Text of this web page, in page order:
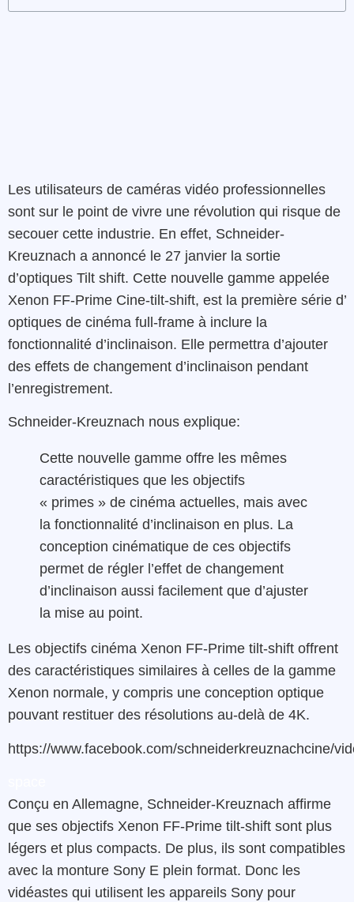
Les utilisateurs de caméras vidéo professionnelles
sont sur le point de vivre une révolution qui risque de
secouer cette industrie. En effet, Schneider-
Kreuznach a annoncé le 27 janvier la sortie
d’optiques Tilt shift. Cette nouvelle gamme appelée
Xenon FF-Prime Cine-tilt-shift, est la première série d’
optiques de cinéma full-frame à inclure la
fonctionnalité d’inclinaison. Elle permettra d’ajouter
des effets de changement d’inclinaison pendant
l’enregistrement.
Schneider-Kreuznach nous explique:
Cette nouvelle gamme offre les mêmes
caractéristiques que les objectifs
« primes » de cinéma actuelles, mais avec
la fonctionnalité d’inclinaison en plus. La
conception cinématique de ces objectifs
permet de régler l’effet de changement
d’inclinaison aussi facilement que d’ajuster
la mise au point.
Les objectifs cinéma Xenon FF-Prime tilt-shift offrent
des caractéristiques similaires à celles de la gamme
Xenon normale, y compris une conception optique
pouvant restituer des résolutions au-delà de 4K.
https://www.facebook.com/schneiderkreuznachcine/
Conçu en Allemagne, Schneider-Kreuznach affirme
que ses objectifs Xenon FF-Prime tilt-shift sont plus
légers et plus compacts. De plus, ils sont compatibles
avec la monture Sony E plein format. Donc les
vidéastes qui utilisent les appareils Sony pour